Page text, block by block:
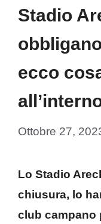
Stadio
ecco
Ottobre 27,
Lo Stadio
chiusura, lo
club campano